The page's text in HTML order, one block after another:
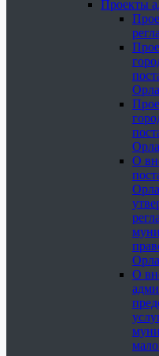
Проекты
О
О